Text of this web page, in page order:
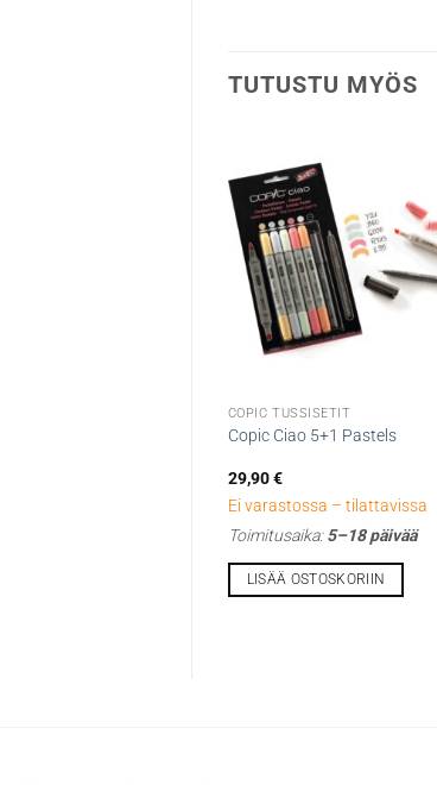
TUTUSTU MYÖS
COPIC TUSSISETIT
Copic Ciao 5+1 Pastels
29,90€
Ei varastossa – tilattavissa
Toimitusaika:5–18 päivää
LISÄÄ OSTOSKORIIN